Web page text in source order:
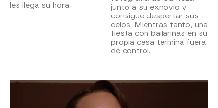
les llega su hora.
junto a su exnovio y
consigue despertar sus
celos. Mientras tanto, una
fiesta con bailarinas en su
propia casa termina fuera
de control.